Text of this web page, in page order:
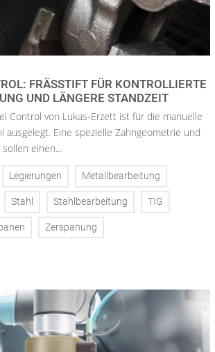
FRÄSSTIFT FÜR KONTROLLIERTE
UND LÄNGERE STANDZEIT
Control von Lukas-Erzett ist für die manuelle
ausgelegt. Eine spezielle Zahngeometrie und
einen...
Legierungen Metallbearbeitung
Stahl Stahlbearbeitung TIG
Zerspanung